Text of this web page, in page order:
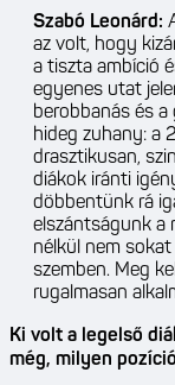
Szabó Leonárd:
az volt, hogy
a tiszta ambíció
egyenes utat
berobbanás és
hideg zuhany: a
drasztikusan,
diákok iránti
döbbentünk rá
elszántságunk a
nélkül nem
szemben. Meg
rugalmasan
Ki volt a legelső
még, milyen